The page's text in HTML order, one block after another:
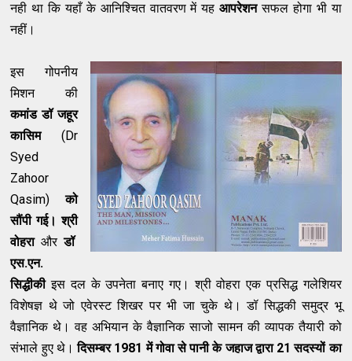
नही था कि यहाँ के आनिश्चित वातवरण में यहआपरेशनसफल होगा भी या
नहीं।
इस गोपनीय
मिशन की
कमांड डॉ जहूर
कासिम ( Dr
Syed
Zahoor
Qasim)को
सौंपी गई।श्री
वोहराऔरडॉ
एस.एन.
सिद्धीकीइस दल के उपनेता बनाए गए। श्री वोहरा एक प्रसिद्ध गलेशियर
विशेषज्ञ थे जो एवेरस्ट शिखर पर भी जा चुके थे। डॉ सिद्धकी समुद्र भू
वैज्ञानिक थे। वह अभियान के वैज्ञानिक साजो सामन की व्यापक तैयारी को
संभाले हुए थे।दिसम्बर 1981 में गोवा से पानी के जहाज द्वारा 21 सदस्यों का